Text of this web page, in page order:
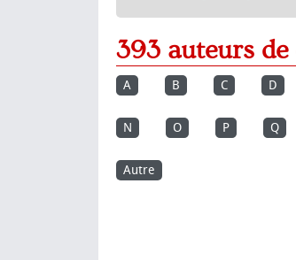
393 auteurs
A B C D
N O P Q
Autre